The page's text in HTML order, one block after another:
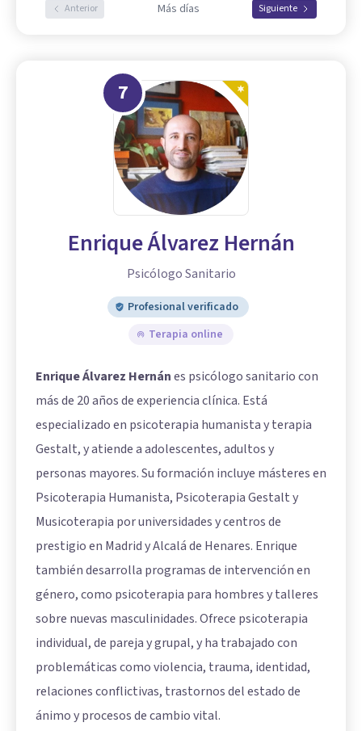
Anterior Más días Siguiente
7
Enrique Álvarez Hernán
Psicólogo Sanitario
Profesional verificado
Terapia online
Enrique Álvarez Hernánes psicólogo sanitario con
más de 20 años de experiencia clínica. Está
especializado en psicoterapia humanista y terapia
Gestalt, y atiende a adolescentes, adultos y
personas mayores. Su formación incluye másteres en
Psicoterapia Humanista, Psicoterapia Gestalt y
Musicoterapia por universidades y centros de
prestigio en Madrid y Alcalá de Henares. Enrique
también desarrolla programas de intervención en
género, como psicoterapia para hombres y talleres
sobre nuevas masculinidades. Ofrece psicoterapia
individual, de pareja y grupal, y ha trabajado con
problemáticas como violencia, trauma, identidad,
relaciones conflictivas, trastornos del estado de
ánimo y procesos de cambio vital.